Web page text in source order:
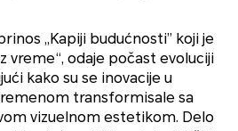
„Kapiji budućnosti” koji je
vreme“, odaje počast evoluciji
kako su se inovacije u
transformisale sa
vizuelnom estetikom. Delo